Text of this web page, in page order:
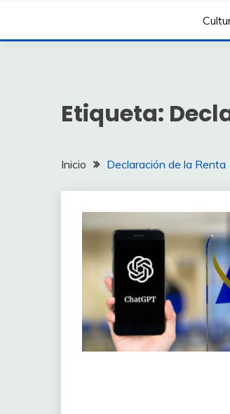
Etiqueta:
Inicio Declaración de la Renta